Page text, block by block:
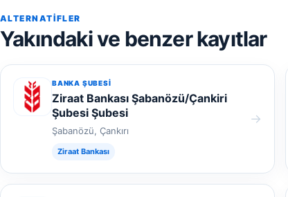
ALTERNATIFLER
Yakındaki ve benzer kayıtlar
BANKA ŞUBESI
Ziraat Bankası Şabanözü/Çankiri
Şubesi Şubesi
Şabanözü, Çankırı
Ziraat Bankası
→